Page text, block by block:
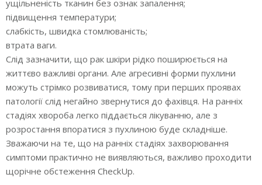
ущільненість тканин без ознак запалення;
підвищення температури;
слабкість, швидка стомлюваність;
втрата ваги.
Слід зазначити, що рак шкіри рідко поширюється на
життєво важливі органи. Але агресивні форми пухлини
можуть стрімко розвиватися, тому при перших проявах
патології слід негайно звернутися до фахівця. На ранніх
стадіях хвороба легко піддається лікуванню, але з
розростання впоратися з пухлиною буде складніше.
Зважаючи на те, що на ранніх стадіях захворювання
симптоми практично не виявляються, важливо проходити
щорічне обстеження CheckUp.